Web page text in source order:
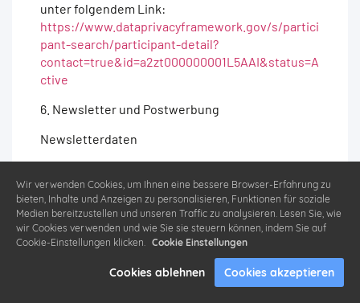
unter folgendem Link:
https://www.dataprivacyframework.gov/s/partici
pant-search/participant-detail?
contact=true&id=a2zt000000001L5AAI&status=A
ctive
6. Newsletter und Postwerbung
Newsletterdaten
Newsletter beziehen möchten, benötigen wir von
Ihnen eine E-Mail-Adresse sowie Informationen,
welche uns die Überprüfung gestatten, dass Sie
der Inhaber der angegebenen E-Mail-Adresse
und mit dem Empfang des Newsletters
einverstanden sind. Weitere Daten werden nicht
Wir verwenden Cookies, um Ihnen eine bessere Browser-Erfahrung zu
bieten, Inhalte und Anzeigen zu personalisieren, Funktionen für soziale
Medien bereitzustellen und unseren Traffic zu analysieren. Lesen Sie, wie
wir Cookies verwenden und wie Sie sie steuern können, indem Sie auf
Cookie-Einstellungen klicken. Cookie Einstellungen
Cookies ablehnen Cookies akzeptieren